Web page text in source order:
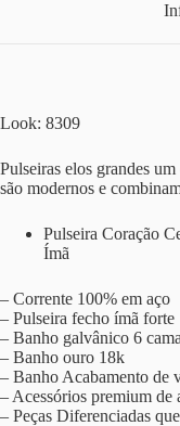
Look: 8309
Pulseiras elos grandes
são modernos e
Pulseira Coração
Ímã
– Corrente 100% em aço
– Pulseira fecho ímã forte
– Banho galvânico 6
– Banho ouro 18k
– Banho Acabamento de
– Acessórios premium de
– Peças Diferenciadas